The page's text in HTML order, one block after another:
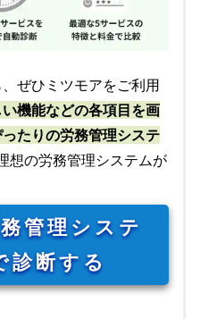
ぜひミツモアをご利用
機能などの各項目を画
たりの労務管理システ
想の労務管理システムが
管理システ
診断する